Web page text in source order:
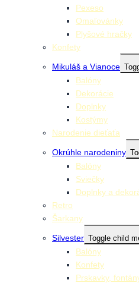
Pexeso
Omaľovánky
Plyšové hračky
Konfety
Mikuláš a Vianoce
Balóny
Dekorácie
Doplnky
Kostýmy
Narodenie dieťaťa
Okrúhle narodeniny
Balóny
Sviečky
Doplnky a
Retro
Šarkany
Silvester Toggle child
Balóny
Konfety
Prskavky,